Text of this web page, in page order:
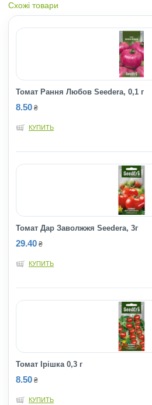
Схожі товари
Томат Рання Любов Seedera, 0,1 г
8.50 ₴
КУПИТЬ
Томат Дар Заволжжя Seedera, 3г
29.40 ₴
КУПИТЬ
Томат Ірішка 0,3 г
8.50 ₴
КУПИТЬ